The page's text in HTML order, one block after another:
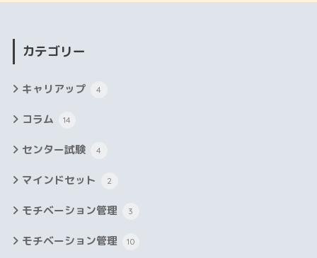
カテゴリー
キャリアップ 4
コラム 14
センター試験 4
マインドセット 2
モチベーション管理 3
モチベーション管理 10